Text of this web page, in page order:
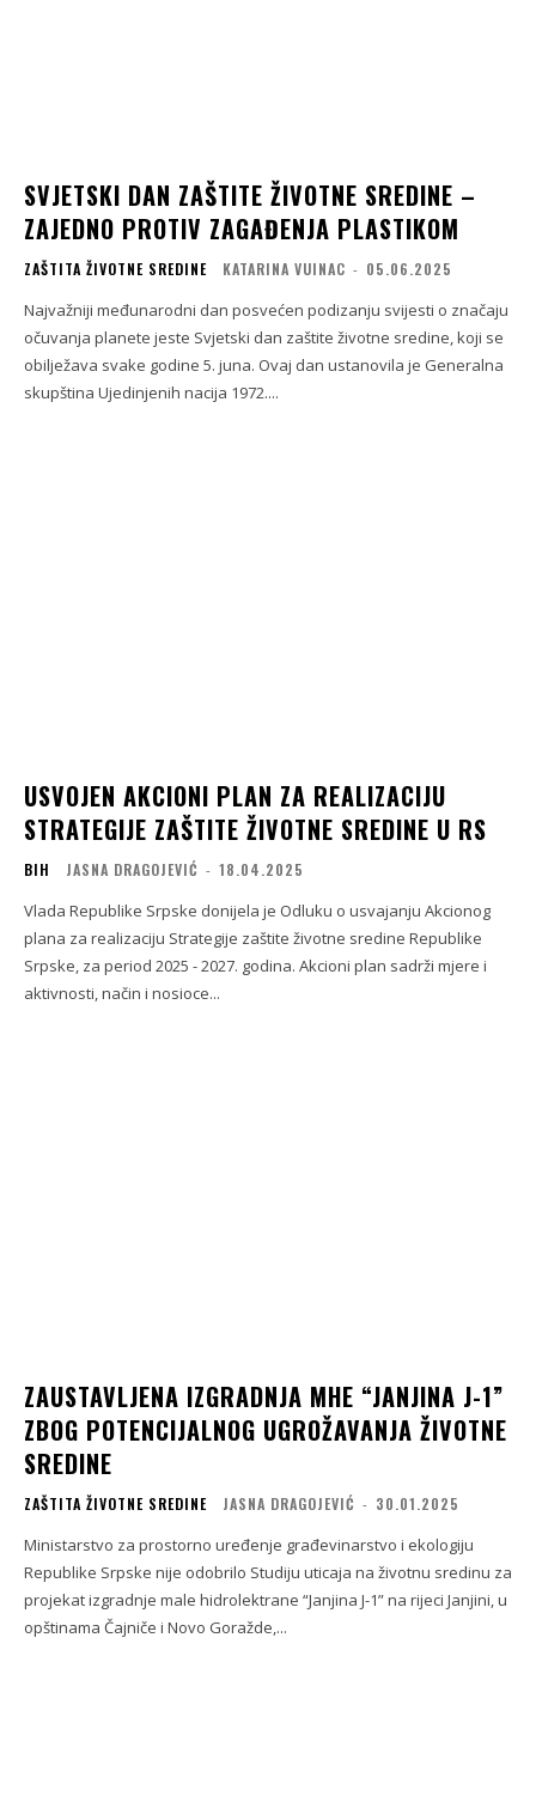
SVJETSKI DAN ZAŠTITE ŽIVOTNE SREDINE –
ZAJEDNO PROTIV ZAGAĐENJA PLASTIKOM
ZAŠTITA ŽIVOTNE SREDINE KATARINA VUINAC - 05.06.2025
Najvažniji međunarodni dan posvećen podizanju svijesti o značaju
očuvanja planete jeste Svjetski dan zaštite životne sredine, koji se
obilježava svake godine 5. juna. Ovaj dan ustanovila je Generalna
skupština Ujedinjenih nacija 1972....
USVOJEN AKCIONI PLAN ZA REALIZACIJU
STRATEGIJE ZAŠTITE ŽIVOTNE SREDINE U RS
BIH JASNA DRAGOJEVIĆ - 18.04.2025
Vlada Republike Srpske donijela je Odluku o usvajanju Akcionog
plana za realizaciju Strategije zaštite životne sredine Republike
Srpske, za period 2025 - 2027. godina. Akcioni plan sadrži mjere i
aktivnosti, način i nosioce...
ZAUSTAVLJENA IZGRADNJA MHE “JANJINA J-1”
ZBOG POTENCIJALNOG UGROŽAVANJA ŽIVOTNE
SREDINE
ZAŠTITA ŽIVOTNE SREDINE JASNA DRAGOJEVIĆ - 30.01.2025
Ministarstvo za prostorno uređenje građevinarstvo i ekologiju
Republike Srpske nije odobrilo Studiju uticaja na životnu sredinu za
projekat izgradnje male hidrolektrane “Janjina J-1” na rijeci Janjini, u
opštinama Čajniče i Novo Goražde,...